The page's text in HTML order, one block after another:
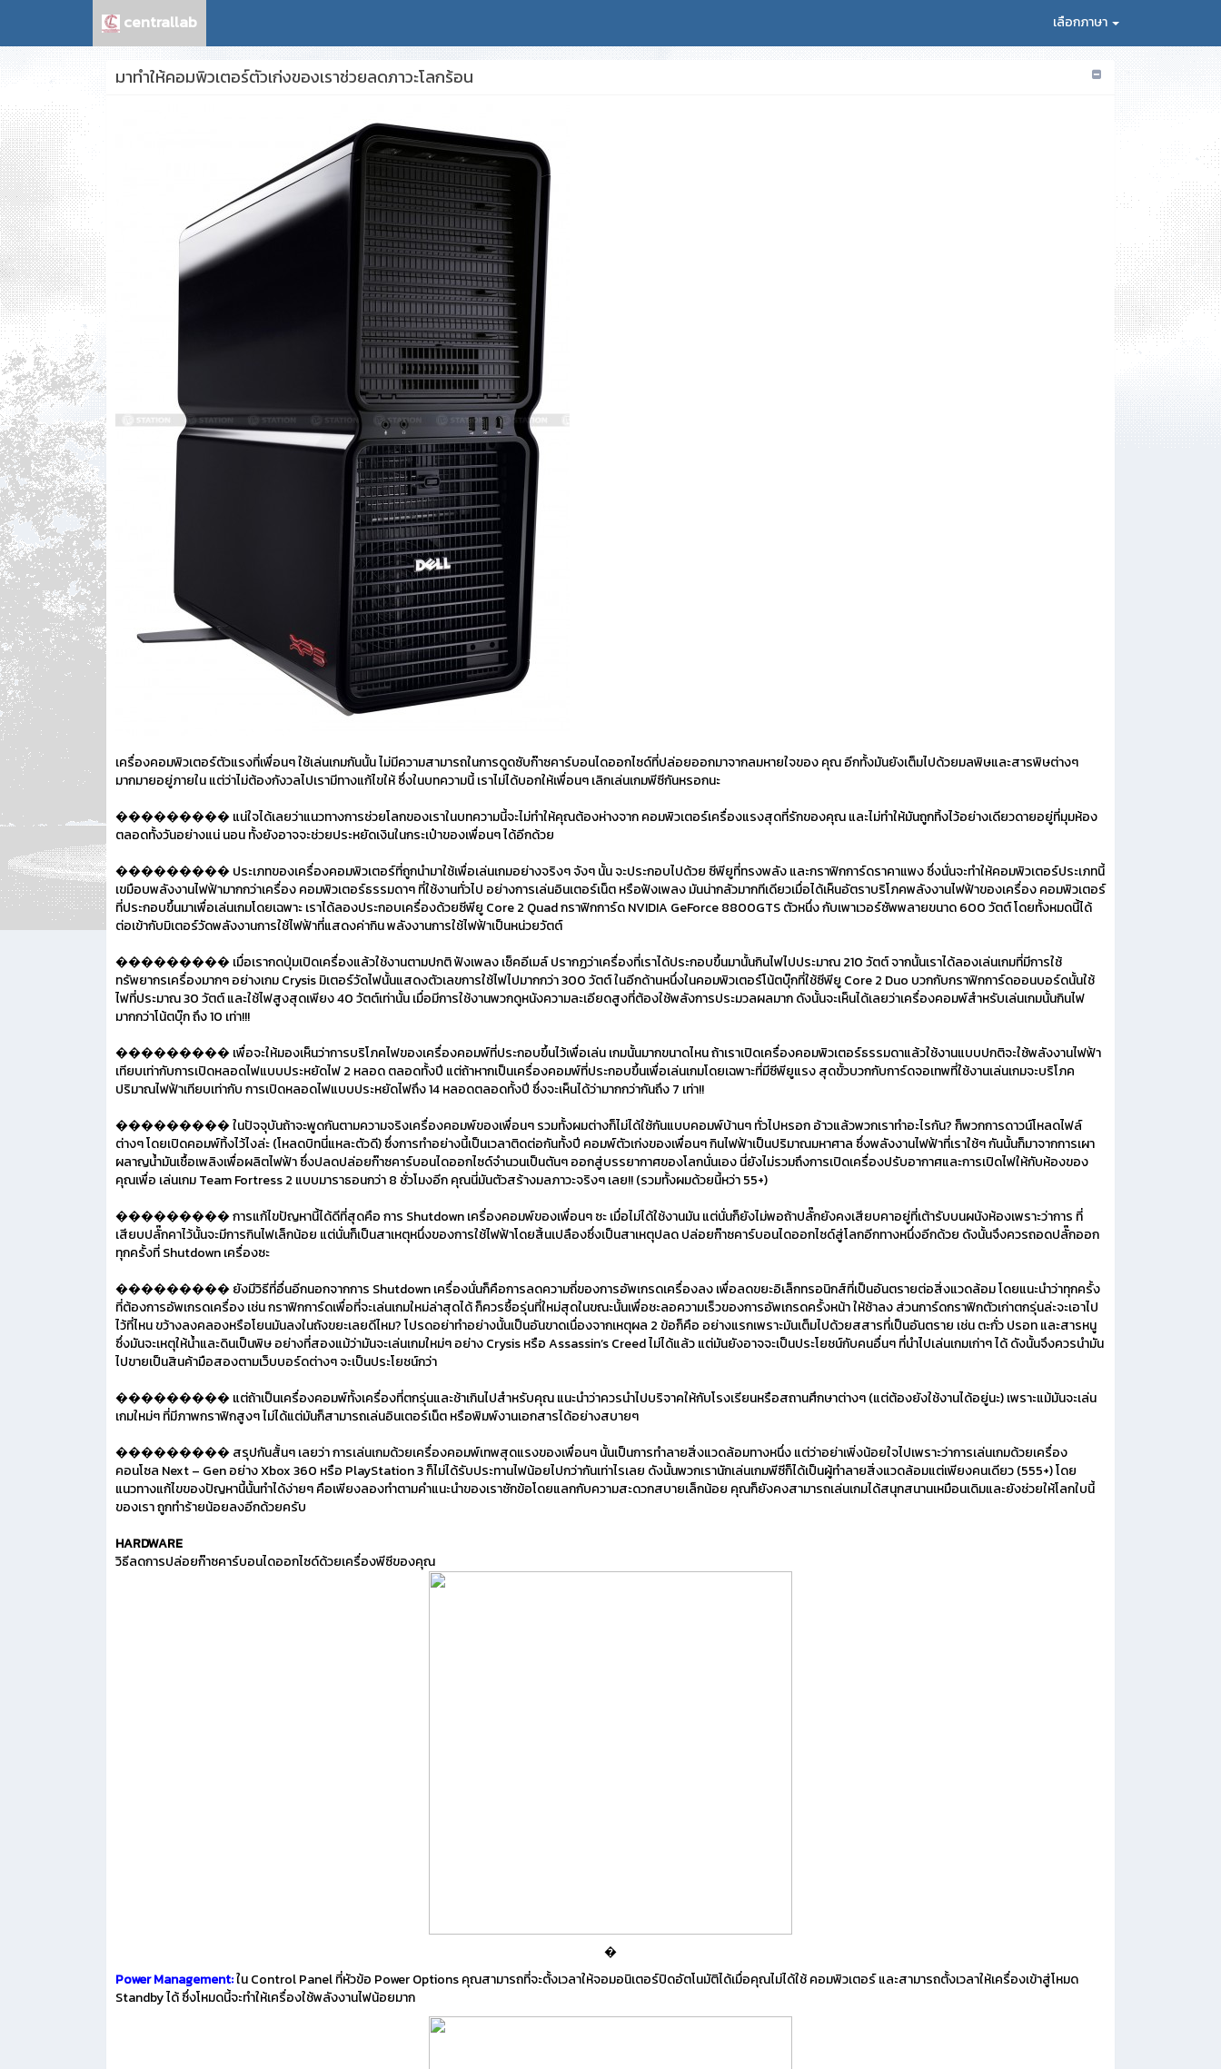
centrallab เลือกภาษา
มาทำให้คอมพิวเตอร์ตัวเก่งของเราช่วยลดภาวะโลกร้อน
เครื่องคอมพิวเตอร์ตัวแรงที่เพื่อนๆ ใช้เล่นเกมกันนั้น ไม่มีความสามารถในการดูดซับก๊าซคาร์บอนไดออกไซด์ที่ปล่อยออกมาจากลมหายใจของ คุณ อีกทั้งมันยังเต็มไปด้วยมลพิษและสารพิษต่างๆ
มากมายอยู่ภายใน แต่ว่าไม่ต้องกังวลไปเรามีทางแก้ไขให้ ซึ่งในบทความนี้ เราไม่ได้บอกให้เพื่อนๆ เลิกเล่นเกมพีซีกันหรอกนะ
��������� แน่ใจได้เลยว่าแนวทางการช่วยโลกของเราในบทความนี้จะไม่ทำให้คุณต้องห่างจาก คอมพิวเตอร์เครื่องแรงสุดที่รักของคุณ และไม่ทำให้มันถูกทิ้งไว้อย่างเดียวดายอยู่ที่มุมห้อง
ตลอดทั้งวันอย่างแน่ นอน ทั้งยังอาจจะช่วยประหยัดเงินในกระเป๋าของเพื่อนๆ ได้อีกด้วย
��������� ประเภทของเครื่องคอมพิวเตอร์ที่ถูกนำมาใช้เพื่อเล่นเกมอย่างจริงๆ จังๆ นั้น จะประกอบไปด้วย ซีพียูที่ทรงพลัง และกราฟิกการ์ดราคาแพง ซึ่งนั่นจะทำให้คอมพิวเตอร์ประเภทนี้
เขมือบพลังงานไฟฟ้ามากกว่าเครื่อง คอมพิวเตอร์ธรรมดาๆ ที่ใช้งานทั่วไป อย่างการเล่นอินเตอร์เน็ต หรือฟังเพลง มันน่ากลัวมากทีเดียวเมื่อได้เห็นอัตราบริโภคพลังงานไฟฟ้าของเครื่อง คอมพิวเตอร์
ที่ประกอบขึ้นมาเพื่อเล่นเกมโดยเฉพาะ เราได้ลองประกอบเครื่องด้วยซีพียู Core 2 Quad กราฟิกการ์ด NVIDIA GeForce 8800GTS ตัวหนึ่ง กับเพาเวอร์ซัพพลายขนาด 600 วัตต์ โดยทั้งหมดนี้ได้
ต่อเข้ากับมิเตอร์วัดพลังงานการใช้ไฟฟ้าที่แสดงค่ากิน พลังงานการใช้ไฟฟ้าเป็นหน่วยวัตต์
��������� เมื่อเรากดปุ่มเปิดเครื่องแล้วใช้งานตามปกติ ฟังเพลง เช็คอีเมล์ ปรากฏว่าเครื่องที่เราได้ประกอบขึ้นมานั้นกินไฟไปประมาณ 210 วัตต์ จากนั้นเราได้ลองเล่นเกมที่มีการใช้
ทรัพยากรเครื่องมากๆ อย่างเกม Crysis มิเตอร์วัดไฟนั้นแสดงตัวเลขการใช้ไฟไปมากกว่า 300 วัตต์ ในอีกด้านหนึ่งในคอมพิวเตอร์โน้ตบุ๊กที่ใช้ซีพียู Core 2 Duo บวกกับกราฟิกการ์ดออนบอร์ดนั้นใช้
ไฟที่ประมาณ 30 วัตต์ และใช้ไฟสูงสุดเพียง 40 วัตต์เท่านั้น เมื่อมีการใช้งานพวกดูหนังความละเอียดสูงที่ต้องใช้พลังการประมวลผลมาก ดังนั้นจะเห็นได้เลยว่าเครื่องคอมพ์สำหรับเล่นเกมนั้นกินไฟ
มากกว่าโน้ตบุ๊ก ถึง 10 เท่า!!!
��������� เพื่อจะให้มองเห็นว่าการบริโภคไฟของเครื่องคอมพ์ที่ประกอบขึ้นไว้เพื่อเล่น เกมนั้นมากขนาดไหน ถ้าเราเปิดเครื่องคอมพิวเตอร์ธรรมดาแล้วใช้งานแบบปกติจะใช้พลังงานไฟฟ้า
เทียบเท่ากับการเปิดหลอดไฟแบบประหยัดไฟ 2 หลอด ตลอดทั้งปี แต่ถ้าหากเป็นเครื่องคอมพ์ที่ประกอบขึ้นเพื่อเล่นเกมโดยเฉพาะที่มีซีพียูแรง สุดขั้วบวกกับการ์ดจอเทพที่ใช้งานเล่นเกมจะบริโภค
ปริมาณไฟฟ้าเทียบเท่ากับ การเปิดหลอดไฟแบบประหยัดไฟถึง 14 หลอดตลอดทั้งปี ซึ่งจะเห็นได้ว่ามากกว่ากันถึง 7 เท่า!!
��������� ในปัจจุบันถ้าจะพูดกันตามความจริงเครื่องคอมพ์ของเพื่อนๆ รวมทั้งผมต่างก็ไม่ได้ใช้กันแบบคอมพ์บ้านๆ ทั่วไปหรอก อ้าวแล้วพวกเราทำอะไรกัน? ก็พวกการดาวน์โหลดไฟล์
ต่างๆ โดยเปิดคอมพ์ทิ้งไว้ไงล่ะ (โหลดบิทนี่แหละตัวดี) ซึ่งการทำอย่างนี้เป็นเวลาติดต่อกันทั้งปี คอมพ์ตัวเก่งของเพื่อนๆ กินไฟฟ้าเป็นปริมาณมหาศาล ซึ่งพลังงานไฟฟ้าที่เราใช้ๆ กันนั้นก็มาจากการเผา
ผลาญน้ำมันเชื้อเพลิงเพื่อผลิตไฟฟ้า ซึ่งปลดปล่อยก๊าซคาร์บอนไดออกไซด์จำนวนเป็นตันๆ ออกสู่บรรยากาศของโลกนั่นเอง นี่ยังไม่รวมถึงการเปิดเครื่องปรับอากาศและการเปิดไฟให้กับห้องของ
คุณเพื่อ เล่นเกม Team Fortress 2 แบบมาราธอนกว่า 8 ชั่วโมงอีก คุณนี่มันตัวสร้างมลภาวะจริงๆ เลย!! (รวมทั้งผมด้วยนี้หว่า 55+)
��������� การแก้ไขปัญหานี้ได้ดีที่สุดคือ การ Shutdown เครื่องคอมพ์ของเพื่อนๆ ซะ เมื่อไม่ได้ใช้งานมัน แต่นั่นก็ยังไม่พอถ้าปลั๊กยังคงเสียบคาอยู่ที่เต้ารับบนผนังห้องเพราะว่าการ ที่
เสียบปลั๊กคาไว้นั้นจะมีการกินไฟเล็กน้อย แต่นั่นก็เป็นสาเหตุหนึ่งของการใช้ไฟฟ้าโดยสิ้นเปลืองซึ่งเป็นสาเหตุปลด ปล่อยก๊าซคาร์บอนไดออกไซด์สู่โลกอีกทางหนึ่งอีกด้วย ดังนั้นจึงควรถอดปลั๊กออก
ทุกครั้งที่ Shutdown เครื่องซะ
��������� ยังมีวิธีที่อื่นอีกนอกจากการ Shutdown เครื่องนั่นก็คือการลดความถี่ของการอัพเกรดเครื่องลง เพื่อลดขยะอิเล็กทรอนิกส์ที่เป็นอันตรายต่อสิ่งแวดล้อม โดยแนะนำว่าทุกครั้ง
ที่ต้องการอัพเกรดเครื่อง เช่น กราฟิกการ์ดเพื่อที่จะเล่นเกมใหม่ล่าสุดได้ ก็ควรซื้อรุ่นที่ใหม่สุดในขณะนั้นเพื่อชะลอความเร็วของการอัพเกรดครั้งหน้า ให้ช้าลง ส่วนการ์ดกราฟิกตัวเก่าตกรุ่นล่ะจะเอาไป
ไว้ที่ไหน ขว้างลงคลองหรือโยนมันลงในถังขยะเลยดีไหม? โปรดอย่าทำอย่างนั้นเป็นอันขาดเนื่องจากเหตุผล 2 ข้อก็คือ อย่างแรกเพราะมันเต็มไปด้วยสสารที่เป็นอันตราย เช่น ตะกั่ว ปรอท และสารหนู
ซึ่งมันจะเหตุให้น้ำและดินเป็นพิษ อย่างที่สองแม้ว่ามันจะเล่นเกมใหม่ๆ อย่าง Crysis หรือ Assassin’s Creed ไม่ได้แล้ว แต่มันยังอาจจะเป็นประโยชน์กับคนอื่นๆ ที่นำไปเล่นเกมเก่าๆ ได้ ดังนั้นจึงควรนำมัน
ไปขายเป็นสินค้ามือสองตามเว็บบอร์ดต่างๆ จะเป็นประโยชน์กว่า
��������� แต่ถ้าเป็นเครื่องคอมพ์ทั้งเครื่องที่ตกรุ่นและช้าเกินไปสำหรับคุณ แนะนำว่าควรนำไปบริจาคให้กับโรงเรียนหรือสถานศึกษาต่างๆ (แต่ต้องยังใช้งานได้อยู่นะ) เพราะแม้มันจะเล่น
เกมใหม่ๆ ที่มีภาพกราฟิกสูงๆ ไม่ได้แต่มันก็สามารถเล่นอินเตอร์เน็ต หรือพิมพ์งานเอกสารได้อย่างสบายๆ
��������� สรุปกันสั้นๆ เลยว่า การเล่นเกมด้วยเครื่องคอมพ์เทพสุดแรงของเพื่อนๆ นั้นเป็นการทำลายสิ่งแวดล้อมทางหนึ่ง แต่ว่าอย่าเพิ่งน้อยใจไปเพราะว่าการเล่นเกมด้วยเครื่อง
คอนโซล Next – Gen อย่าง Xbox 360 หรือ PlayStation 3 ก็ไม่ได้รับประทานไฟน้อยไปกว่ากันเท่าไรเลย ดังนั้นพวกเรานักเล่นเกมพีซีก็ได้เป็นผู้ทำลายสิ่งแวดล้อมแต่เพียงคนเดียว (555+) โดย
แนวทางแก้ไขของปัญหานี้นั้นทำได้ง่ายๆ คือเพียงลองทำตามคำแนะนำของเราซักข้อโดยแลกกับความสะดวกสบายเล็กน้อย คุณก็ยังคงสามารถเล่นเกมได้สนุกสนานเหมือนเดิมและยังช่วยให้โลกใบนี้
ของเรา ถูกทำร้ายน้อยลงอีกด้วยครับ
HARDWARE
วิธีลดการปล่อยก๊าซคาร์บอนไดออกไซด์ด้วยเครื่องพีซีของคุณ
�
Power Management:ใน Control Panel ที่หัวข้อ Power Options คุณสามารถที่จะตั้งเวลาให้จอมอนิเตอร์ปิดอัตโนมัติได้เมื่อคุณไม่ได้ใช้ คอมพิวเตอร์ และสามารถตั้งเวลาให้เครื่องเข้าสู่โหมด
Standby ได้ ซึ่งโหมดนี้จะทำให้เครื่องใช้พลังงานไฟน้อยมาก